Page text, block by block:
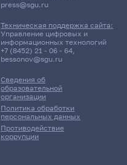
Сведения об
образовательной
организации
Политика обработки
персональных данных
Противодействие
коррупции
press@sgu.ru
Техническая поддержка сайта:
Управление цифровых и
информационных технологий
+7 (8452) 21 - 06 - 64,
bessonov@sgu.ru